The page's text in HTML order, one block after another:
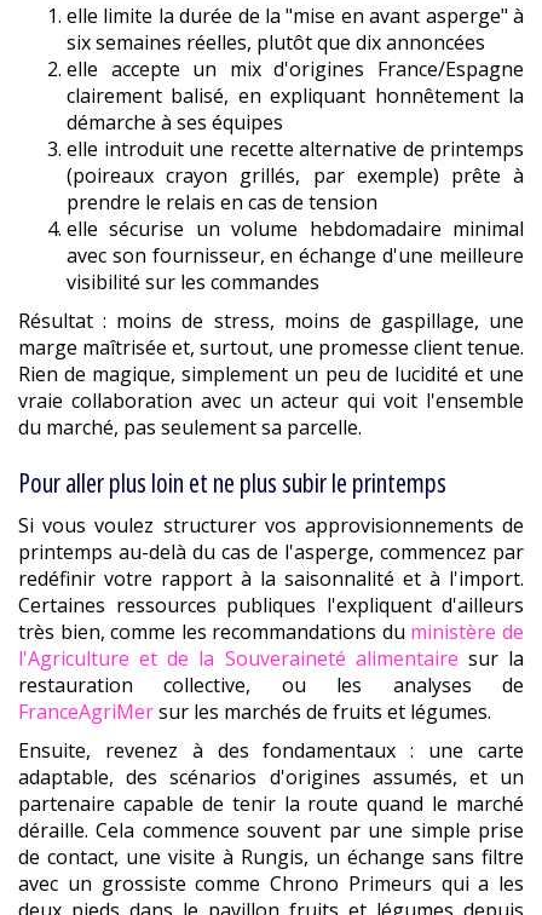
elle limite la durée de la "mise en avant asperge" à
six semaines réelles, plutôt que dix annoncées
elle accepte un mix d'origines France/Espagne
clairement balisé, en expliquant honnêtement la
démarche à ses équipes
elle introduit une recette alternative de printemps
(poireaux crayon grillés, par exemple) prête à
prendre le relais en cas de tension
elle sécurise un volume hebdomadaire minimal
avec son fournisseur, en échange d'une meilleure
visibilité sur les commandes
Résultat : moins de stress, moins de gaspillage, une
marge maîtrisée et, surtout, une promesse client tenue.
Rien de magique, simplement un peu de lucidité et une
vraie collaboration avec un acteur qui voit l'ensemble
du marché, pas seulement sa parcelle.
Pour aller plus loin et ne plus subir le printemps
Si vous voulez structurer vos approvisionnements de
printemps au-delà du cas de l'asperge, commencez par
redéfinir votre rapport à la saisonnalité et à l'import.
Certaines ressources publiques l'expliquent d'ailleurs
très bien, comme les recommandations du ministère de
l'Agriculture et de la Souveraineté alimentaire sur la
restauration collective, ou les analyses de
FranceAgriMersur les marchés de fruits et légumes.
Ensuite, revenez à des fondamentaux : une carte
adaptable, des scénarios d'origines assumés, et un
partenaire capable de tenir la route quand le marché
déraille. Cela commence souvent par une simple prise
de contact, une visite à Rungis, un échange sans filtre
avec un grossiste comme Chrono Primeurs qui a les